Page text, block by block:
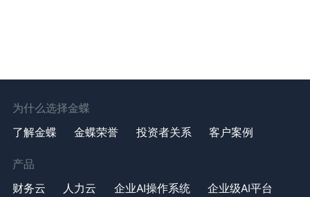
为什么选择金蝶
了解金蝶
金蝶荣誉 投资者关系 客户案例
产品
财务云
人力云 企业AI操作系统
企业级AI平台